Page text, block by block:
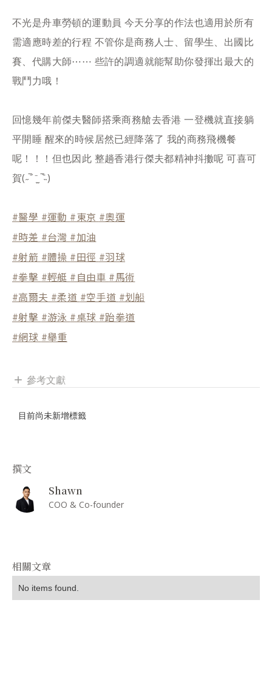
不光是舟車勞頓的運動員 今天分享的作法也適用於所有
需適應時差的行程 不管你是商務人士、留學生、出國比
賽、代購大師⋯⋯ 些許的調適就能幫助你發揮出最大的
戰鬥力哦！
回憶幾年前傑夫醫師搭乘商務艙去香港 一登機就直接躺
平開睡 醒來的時候居然已經降落了 我的商務飛機餐
呢！！！但也因此 整趟香港行傑夫都精神抖擻呢 可喜可
賀(˶‾᷄ ⁻̫ ‾᷅˵)
#醫學 #運動 #東京 #奧運
#時差 #台灣 #加油
#射箭 #體操 #田徑 #羽球
#拳擊 #輕艇 #自由車 #馬術
#高爾夫 #柔道 #空手道 #划船
#射擊 #游泳 #桌球 #跆拳道
#網球 #舉重
add 參考文獻
目前尚未新增標籤
撰文
Shawn
COO & Co-founder
相關文章
No items found.